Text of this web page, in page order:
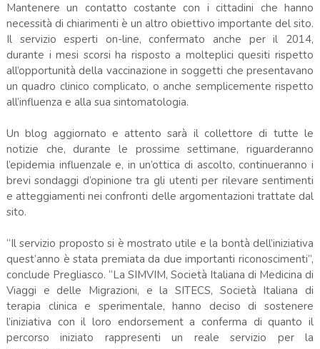
Mantenere un contatto costante con i cittadini che hanno
necessità di chiarimenti è un altro obiettivo importante del sito.
Il servizio esperti on-line, confermato anche per il 2014,
durante i mesi scorsi ha risposto a molteplici quesiti rispetto
all’opportunità della vaccinazione in soggetti che presentavano
un quadro clinico complicato, o anche semplicemente rispetto
all’influenza e alla sua sintomatologia.
Un blog aggiornato e attento sarà il collettore di tutte le
notizie che, durante le prossime settimane, riguarderanno
l’epidemia influenzale e, in un’ottica di ascolto, continueranno i
brevi sondaggi d’opinione tra gli utenti per rilevare sentimenti
e atteggiamenti nei confronti delle argomentazioni trattate dal
sito.
“Il servizio proposto si è mostrato utile e la bontà dell’iniziativa
quest’anno è stata premiata da due importanti riconoscimenti”,
conclude Pregliasco. “La SIMVIM, Società Italiana di Medicina di
Viaggi e delle Migrazioni, e la SITECS, Società Italiana di
terapia clinica e sperimentale, hanno deciso di sostenere
l’iniziativa con il loro endorsement a conferma di quanto il
percorso iniziato rappresenti un reale servizio per la